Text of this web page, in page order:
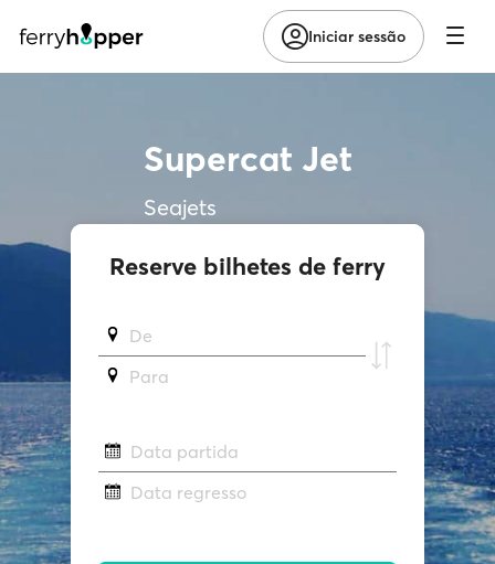
Iniciar sessão
Supercat Jet
Seajets
Reserve bilhetes de ferry
De
Para
Data partida
Data regresso